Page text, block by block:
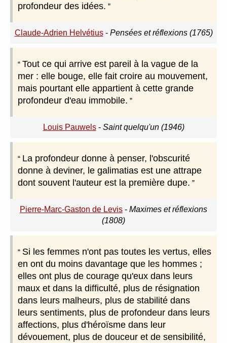
profondeur des idées.
Claude-Adrien Helvétius- Pensées et réflexions (1765)
Tout ce qui arrive est pareil à la vague de la
mer : elle bouge, elle fait croire au mouvement,
mais pourtant elle appartient à cette grande
profondeur d'eau immobile.
Louis Pauwels- Saint quelqu'un (1946)
La profondeur donne à penser, l'obscurité
donne à deviner, le galimatias est une attrape
dont souvent l'auteur est la première dupe.
Pierre-Marc-Gaston de Levis - Maximes et réflexions
(1808)
Si les femmes n'ont pas toutes les vertus, elles
en ont du moins davantage que les hommes ;
elles ont plus de courage qu'eux dans leurs
maux et dans la difficulté, plus de résignation
dans leurs malheurs, plus de stabilité dans
leurs sentiments, plus de profondeur dans leurs
affections, plus d'héroïsme dans leur
dévouement, plus de douceur et de sensibilité,